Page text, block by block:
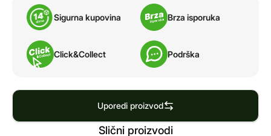
Sigurna kupovina Brza isporuka
Click&Collect Podrška
Uporedi proizvod
Slični proizvodi